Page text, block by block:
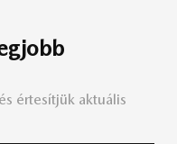
értesítjük aktuális